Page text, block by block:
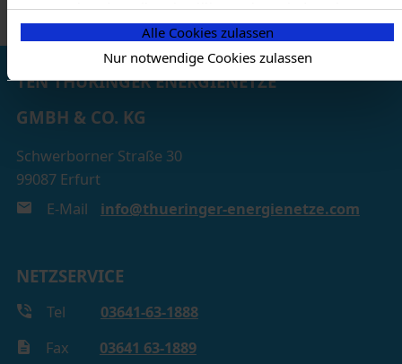
entsprechend erteilte Einwilligung kann jederzeit
widerrufen werden. Nähere Informationen zu allem
Vorgenannten finden Sie in dieser
Cookieerklärung
Datenschutzerklärung
Sie wir personenbezogene Daten verarbeiten und wie
Sie uns kontaktieren können.
Alle Cookies zulassen
Nur notwendige Cookies zulassen
TEN THÜRINGER ENERGIENETZE
GMBH & CO. KG
Schwerborner Straße 30
99087 Erfurt
E-Mail
info@thueringer-energienetze.com
NETZSERVICE
Tel
03641-63-1888
Fax
03641 63-1889